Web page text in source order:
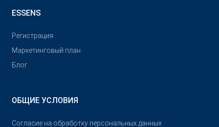
ESSENS
Pегистрация
Маркетинговый план
Блог
ОБЩИЕ УСЛОВИЯ
Согласие на обработку персональных данных